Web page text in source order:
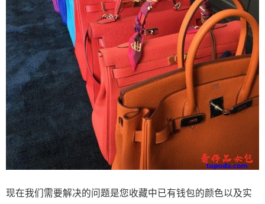
现在我们需要解决的问题是您收藏中已有钱包的颜色以及实